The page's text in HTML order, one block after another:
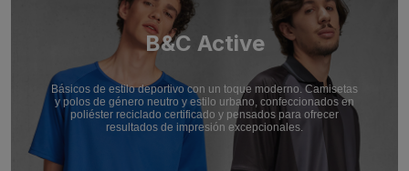
B&C Active
Básicos de estilo deportivo con un toque moderno. Camisetas
y polos de género neutro y estilo urbano, confeccionados en
poliéster reciclado certificado y pensados para ofrecer
resultados de impresión excepcionales.